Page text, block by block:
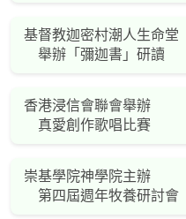
基督教迦密村潮人生命堂
舉辦「彌迦書」研讀
香港浸信會聯會舉辦
真愛創作歌唱比賽
崇基學院神學院主辦
第四屆週年牧養研討會